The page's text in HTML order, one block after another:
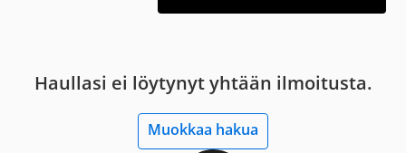
Haullasi ei löytynyt yhtään ilmoitusta.
Muokkaa hakua